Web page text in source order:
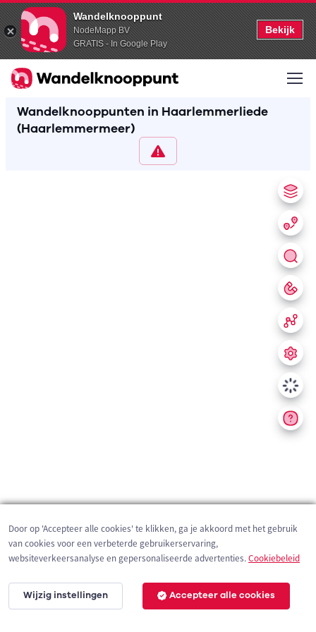
Wandelknooppunt
NodeMapp BV
GRATIS - In Google Play
Bekijk
Wandelknooppunten in Haarlemmerliede
(Haarlemmermeer)
200 m
Door op 'Accepteer alle cookies' te klikken, ga je akkoord met het gebruik
van cookies voor een verbeterde gebruikerservaring,
websiteverkeersanalyse en gepersonaliseerde advertenties.Cookiebeleid
Wijzig instellingen Accepteer alle cookies